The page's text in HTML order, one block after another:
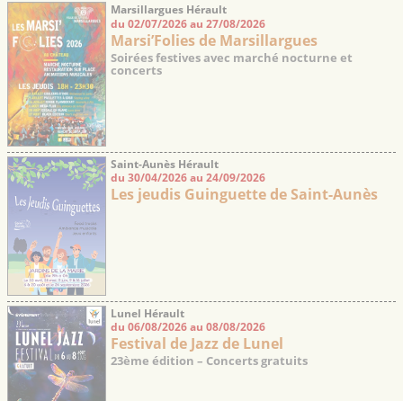
Marsillargues Hérault
du 02/07/2026 au 27/08/2026
Marsi’Folies de Marsillargues
Soirées festives avec marché nocturne et
concerts
Saint-Aunès Hérault
du 30/04/2026 au 24/09/2026
Les jeudis Guinguette de Saint-Aunès
Lunel Hérault
du 06/08/2026 au 08/08/2026
Festival de Jazz de Lunel
23ème édition – Concerts gratuits